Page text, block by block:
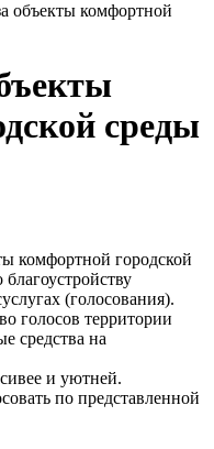
объекты комфортной
среды
комфортной городской
(голосования).
голосов территории
средства на
и уютней.
по представленной